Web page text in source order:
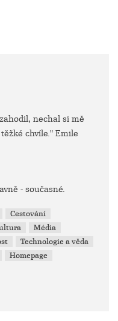
nechal si mě
chvíle." Emile
- současné.
Cestování
Média
Technologie a věda
Homepage